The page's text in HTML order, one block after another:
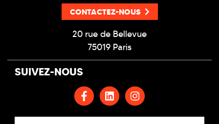
CONTACTEZ-NOUS
20 rue de Bellevue
75019 Paris
SUIVEZ-NOUS